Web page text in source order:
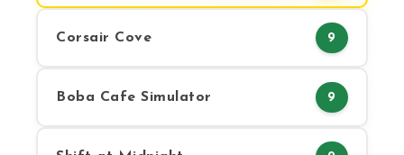
Corsair Cove 9
Boba Cafe Simulator 9